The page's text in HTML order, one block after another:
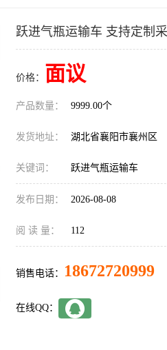
跃进气瓶运输车 支持定制
价格： 面议
产品数量： 9999.00个
发货地址： 湖北省襄阳市襄州区
关键词： 跃进气瓶运输车
发布日期： 2026-08-08
阅 读 量： 112
销售电话： 18672720999
在线QQ：